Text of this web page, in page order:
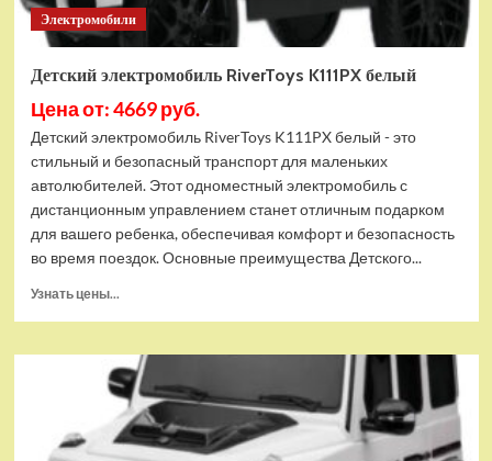
Электромобили
Детский электромобиль RiverToys K111PX белый
Цена от: 4669 руб.
Детский электромобиль RiverToys K111PX белый - это
стильный и безопасный транспорт для маленьких
автолюбителей. Этот одноместный электромобиль с
дистанционным управлением станет отличным подарком
для вашего ребенка, обеспечивая комфорт и безопасность
во время поездок. Основные преимущества Детского...
Узнать цены...
Детский
электромобиль
RiverToys
K111PX
белый